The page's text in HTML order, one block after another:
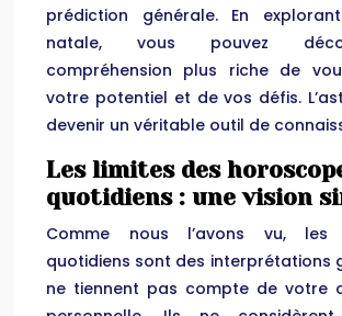
prédiction générale. En
natale, vous pouvez
compréhension plus riche de
votre potentiel et de vos défis.
devenir un véritable outil de
Les limites des
quotidiens : une vision
Comme nous l’avons vu, les
quotidiens sont des interprétations
ne tiennent pas compte de votre